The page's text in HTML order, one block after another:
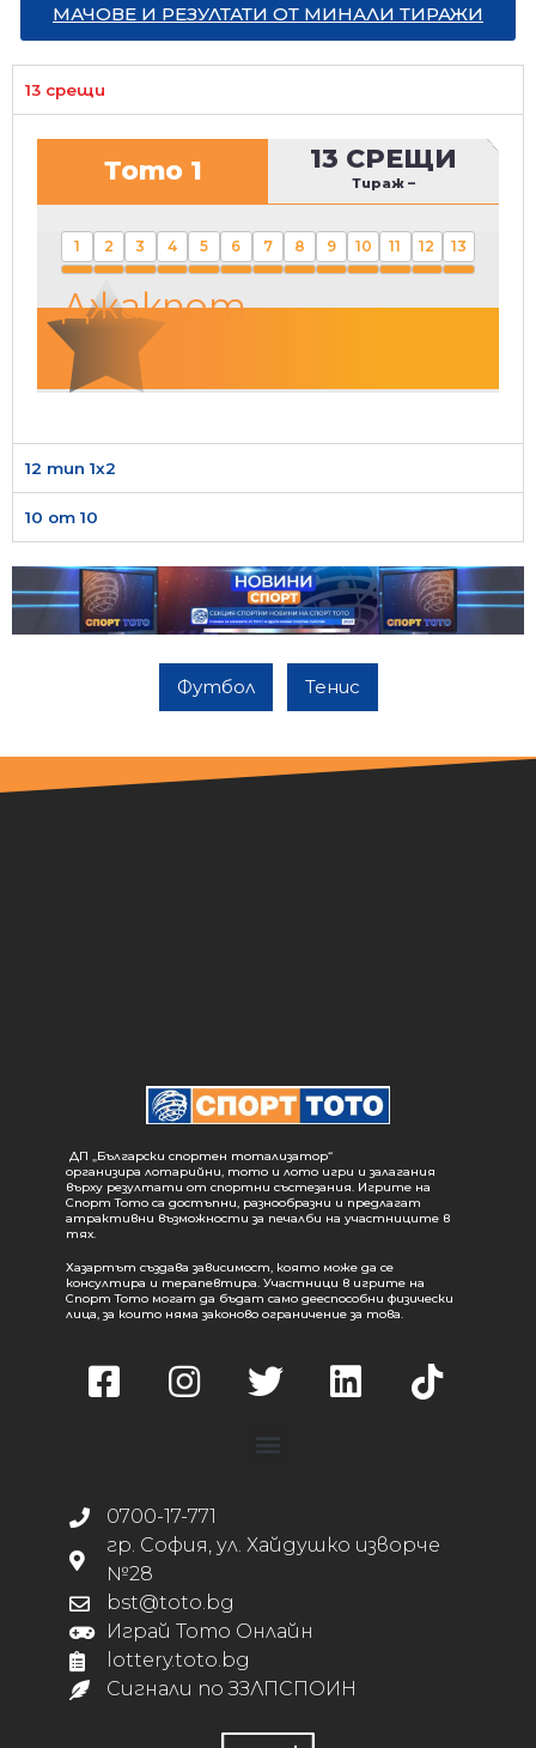
МАЧОВЕ И РЕЗУЛТАТИ ОТ МИНАЛИ ТИРАЖИ
13 срещи
Тото 1 13 СРЕЩИ
Тираж –
1 2 3 4 5 6 7 8 9 10 11 12 13
Джакпот
12 тип 1х2
10 от 10
Футбол Тенис
ДП „Български спортен тотализатор“
организира лотарийни, тото и лото игри и залагания
върху резултати от спортни състезания. Игрите на
Спорт Тото са достъпни, разнообразни и предлагат
атрактивни възможности за печалби на участниците в
тях.
Хазартът създава зависимост, която може да се
консултира и терапевтира. Участници в игрите на
Спорт Тото могат да бъдат само дееспособни физически
лица, за които няма законово ограничение за това.
0700-17-771
гр. София, ул. Хайдушко изворче
№28
bst@toto.bg
Играй Тото Онлайн
lottery.toto.bg
Сигнали по ЗЗЛПСПОИН